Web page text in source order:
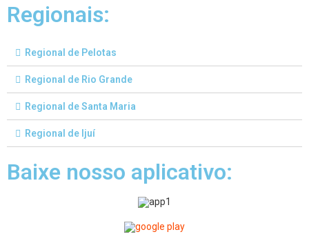
Regionais:
Regional de Pelotas
Regional de Rio Grande
Regional de Santa Maria
Regional de Ijuí
Baixe nosso aplicativo: